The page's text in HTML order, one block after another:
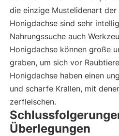
die einzige Mustelidenart
Honigdachse sind sehr
Nahrungssuche auch
Honigdachse können große
graben, um sich vor
Honigdachse haben einen
und scharfe Krallen, mit
zerfleischen.
Überlegungen